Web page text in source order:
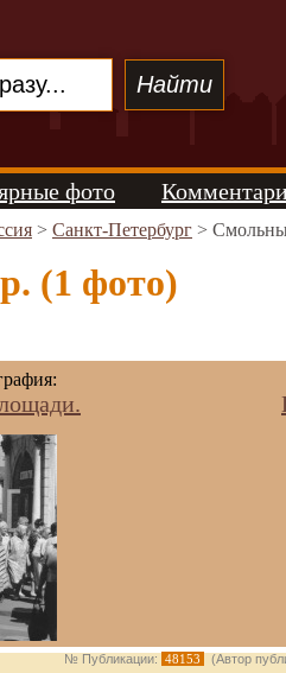
фото
> Санкт-Петербург >
(1 фото)
№ Публикации: 48153 (Автор